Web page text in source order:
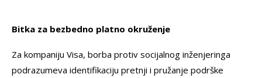
Bitka za bezbedno platno okruženje
Za kompaniju Visa, borba protiv socijalnog inženjeringa
podrazumeva identifikaciju pretnji i pružanje podrške